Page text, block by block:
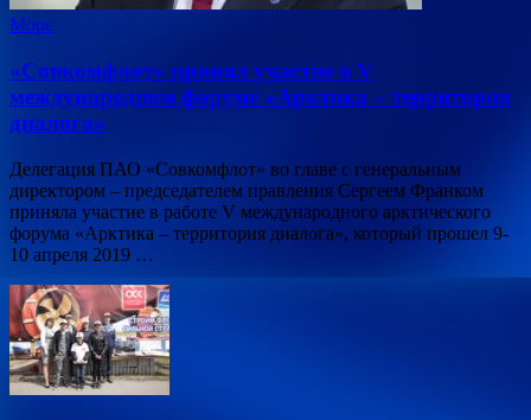
Море
«Совкомфлот» принял участие в V
международном форуме «Арктика – территория
диалога»
Делегация ПАО «Совкомфлот» во главе с генеральным
директором – председателем правления Сергеем Франком
приняла участие в работе V международного арктического
форума «Арктика – территория диалога», который прошел 9-
10 апреля 2019 …